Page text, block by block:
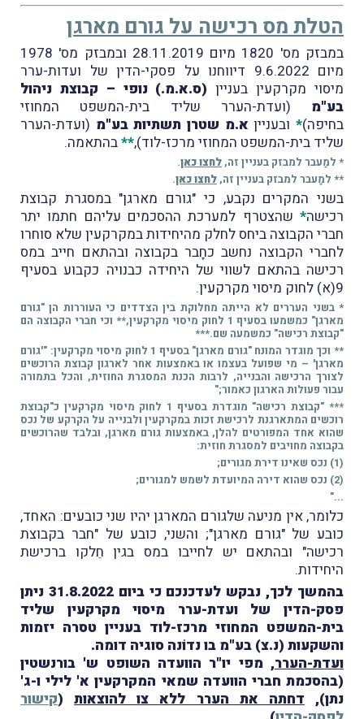
הטלת מס רכישה על גורם מארגן
במבזק מס' 1820 מיום 28.11.2019 ובמבזק מס' 1978
מיום 9.6.2022 דיווחנו על פסקי-הדין של ועדות-ערר
מיסוי מקרקעין בעניין (ס.א.מ.) נופי – קבוצת ניהול
בע"מ (ועדת-הערר שליד בית-המשפט המחוזי
בחיפה)*ובעניין א.מ שטרן תשתיות בע"מ (ועדת-הערר
שליד בית-המשפט המחוזי מרכז-לוד),**בהתאמה.
* למַעבר למבזק בעניין זה,לחצו כאן.
** למַעבר למבזק בעניין זה,לחצו כאן.
בשני המקרים נקבע, כי "גורם מארגן" במסגרת קבוצת
רכישה* שהצטרף למערכת ההסכמים עליהם חתמו יתר
חברי הקבוצה ביחס לחלק מהיחידות במקרקעין שלא סוחרו
לחברי הקבוצה נחשב כחָבר בקבוצה ובהתאם חייב במס
רכישה בהתאם לשווי של היחידה כבנויה כקבוע בסעיף
9(א) לחוק מיסוי מקרקעין.
* בשני העררים לא הייתה מחלוקת בין הצדדים כי העוררות הן "גורם
מארגן" כמשמעו בסעיף 1 לחוק מיסוי מקרקעין,** וכי חברי הקבוצה הם
"קבוצת רכישה" כמשמעה שם.***
** וכך מוגדר המונח "גורם מארגן" בסעיף 1 לחוק מיסוי מקרקעין: "'גורם
מארגן' – מי שפועל בעצמו או באמצעות אחר לארגון קבוצת הרוכשים
לצורך הרכישה והבנייה, לרבות הכנת המסגרת החוזית, והכל בתמורה
עבור פעולות הארגון כאמור;"
*** "קבוצת רכישה" מוגדרת בסעיף 1 לחוק מיסוי מקרקעין כ"קבוצת
רוכשים המתארגנת לרכישת זכות במקרקעין ולבנייה על הקרקע של נכס
שהוא אחד המפורטים להלן, באמצעות גורם מארגן, ובלבד שהרוכשים
בקבוצה מחויבים למסגרת חוזית:
(1) נכס שאינו דירת מגורים;
(2) נכס שהוא דירה המיועדת לשמש למגורים;
..."
כלומר, אין מניעה שלגורם המארגן יהיו שני כובעים: האחד,
כובע של "גורם מארגן"; והשני, כובע של "חבר בקבוצת
רכישה" ובהתאם יש לחייבו במס בגין חֵלקו ברכישת
היחידות.
בהמשך לכך, נבקש לעדכנכם כי ביום 31.8.2022 ניתן
פסק-הדין של ועדת-ערר מיסוי מקרקעין שליד
בית-המשפט המחוזי מרכז-לוד בעניין טסרה יזמות
והשקעות (נ.צ) בע"מ בו נדוֹנה סוגיה דומה.
ועדת-הערר, מפי יו"ר הוועדה השופט ש' בורנשטין
(בהסכמת חברי הוועדה שמאי המקרקעין א' לילי ו-ג'
נתן),דחתה את הערר ללא צו להוצאות(קישור